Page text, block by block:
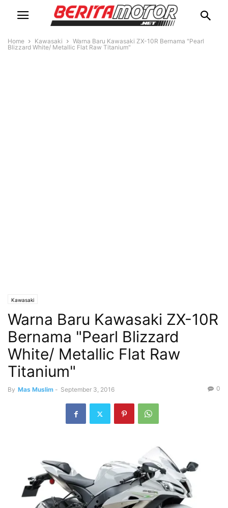
Home Kawasaki
Warna Baru Kawasaki ZX-10R Bernama "Pearl
Blizzard White/ Metallic Flat Raw Titanium"
Kawasaki
Warna Baru Kawasaki ZX-10R
Bernama "Pearl Blizzard
White/ Metallic Flat Raw
Titanium"
By Mas Muslim - September 3, 2016 0